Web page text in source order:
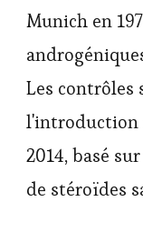
Munich en
Les contrôles
l'introduction
2014, basé
de stéroïdes